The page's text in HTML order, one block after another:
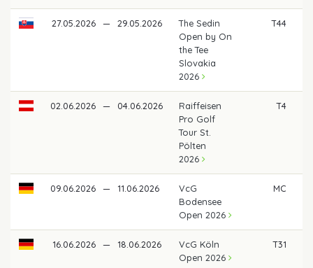
27.05.2026 — 29.05.2026
The Sedin
Open by On
the Tee
Slovakia
2026
T44
02.06.2026 — 04.06.2026
Raiffeisen
Pro Golf
Tour St.
Pölten
2026
T4
09.06.2026 — 11.06.2026
VcG
Bodensee
Open 2026
MC
16.06.2026 — 18.06.2026
VcG Köln
Open 2026
T31